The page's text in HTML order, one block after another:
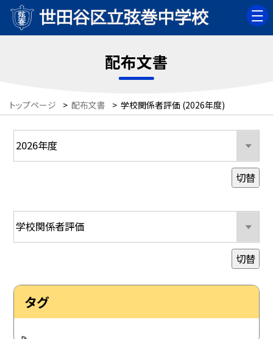
配布文書
トップページ > 配布文書 > 学校関係者評価 (2026年度)
切替
切替
タグ